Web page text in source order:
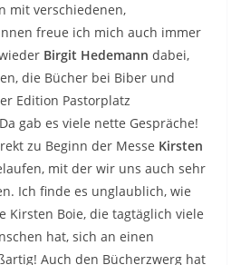
mit verschiedenen,
freue ich mich auch immer
Birgit Hedemann dabei,
die Bücher bei Biber und
Edition Pastorplatz
gab es viele nette Gespräche!
zu Beginn der Messe Kirsten
mit der wir uns auch sehr
Ich finde es unglaublich, wie
Kirsten Boie, die tagtäglich viele
hat, sich an einen
Auch den Bücherzwerg hat